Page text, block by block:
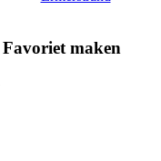
Favoriet maken